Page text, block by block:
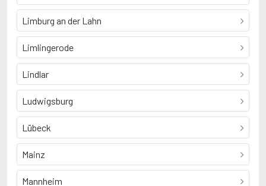
Limburg an der Lahn
Limlingerode
Lindlar
Ludwigsburg
Lübeck
Mainz
Mannheim